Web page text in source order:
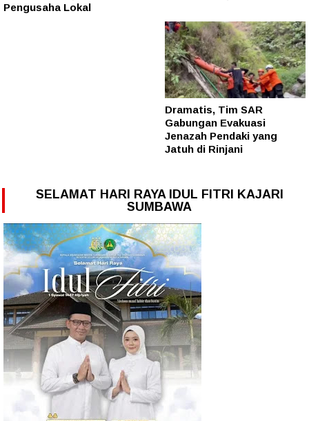
Pengusaha Lokal
Dramatis, Tim SAR
Gabungan Evakuasi
Jenazah Pendaki yang
Jatuh di Rinjani
SELAMAT HARI RAYA IDUL FITRI KAJARI
SUMBAWA